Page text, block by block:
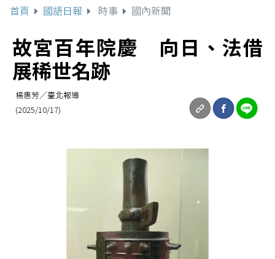
首頁 國語日報 時事 國內新聞
故宮百年院慶 向日、法借
展稀世名跡
楊惠芳／臺北報導
(2025/10/17)